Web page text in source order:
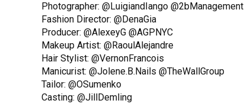
Photographer: @LuigiandIango @2bManagement
Fashion Director: @DenaGia
Producer: @AlexeyG @AGPNYC
Makeup Artist: @RaoulAlejandre
Hair Stylist: @VernonFrancois
Manicurist: @Jolene.B.Nails @TheWallGroup
Tailor: @OSumenko
Casting: @JillDemling